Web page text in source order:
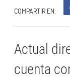
COMPARTIR EN:
Actual
cuenta